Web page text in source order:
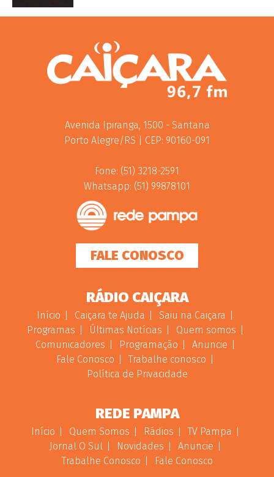
Avenida Ipiranga, 1500 - Santana
Porto Alegre/RS | CEP: 90160-091
Fone: (51) 3218-2591
Whatsapp: (51) 99878101
FALE CONOSCO
RÁDIO CAIÇARA
Início Caiçara te Ajuda
Saiu na Caiçara
Programas
Últimas Notícias
Quem somos
Comunicadores
Programação
Anuncie
Fale Conosco
Trabalhe conosco
Política de Privacidade
REDE PAMPA
Início Quem Somos Rádios
TV Pampa
Jornal O Sul
Novidades
Anuncie
Trabalhe Conosco
Fale Conosco